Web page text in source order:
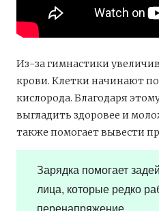
Из-за гимнастики
крови. Клетки начинают
кислорода. Благодаря
выгладить здоровее и
также помогает вывести
Зарядка помогает
лица, которые редко
перенапряжение.